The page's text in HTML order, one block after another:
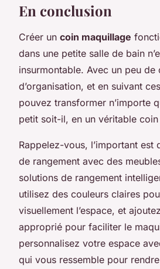
En conclusion
Créer un coin maquillage
dans une petite salle de bain
insurmontable. Avec un peu de
d’organisation, et en suivant
pouvez transformer n’importe
petit soit-il, en un véritable coin
Rappelez-vous, l’important est
de rangement avec des
solutions de rangement
utilisez des couleurs claires
visuellement l’espace, et
approprié pour faciliter le
personnalisez votre espace
qui vous ressemble pour